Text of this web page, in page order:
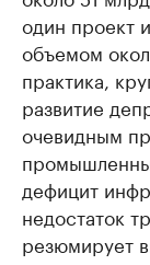
один проект
объемом
практика,
развитие
очевидным
дефицит
недостаток
резюмирует